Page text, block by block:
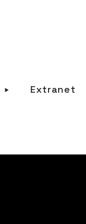
Extranet